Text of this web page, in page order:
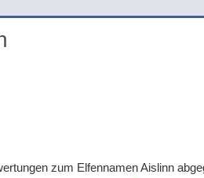
zum Elfennamen Aislinn